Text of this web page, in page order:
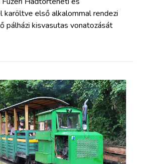
első alkalommal rendezi
pálházi kisvasutas vonatozását